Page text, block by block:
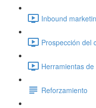
Inbound
Prospección del
Herramientas
Reforzamiento